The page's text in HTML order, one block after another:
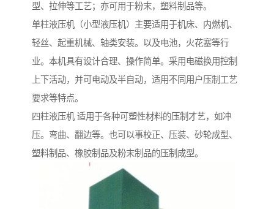
型、拉伸等工艺；亦可用于粉末，塑料制品等。
单柱液压机（小型液压机）主要适用于机床、内燃机、
轻丝、起重机械、轴类安装。以及电池，火花塞等行
业。本机具有设计合理、操作简单。采用电磁换用控制
上下活动，并可电动及半自动，适用不同用户压制工艺
要求等特点。
四柱液压机 适用于各种可塑性材料的压制才艺，如冲
压。弯曲、翻边等。也可以事校正、压装、砂轮成型、
塑料制品、橡胶制品及粉末制品的压制成型。